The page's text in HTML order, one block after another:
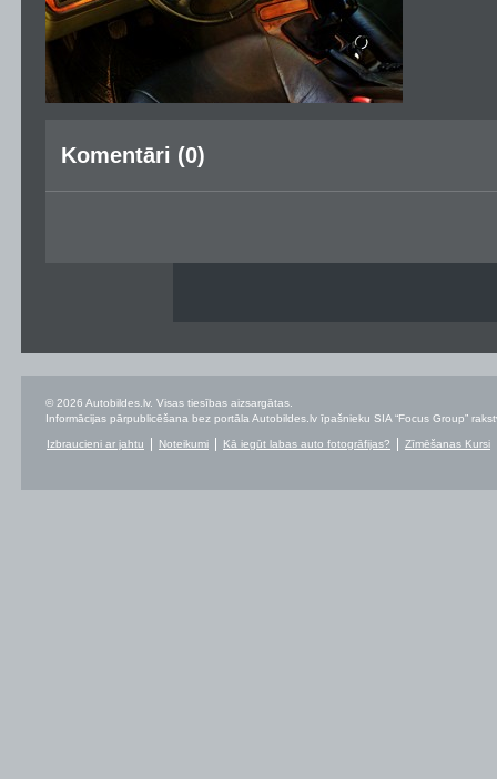
Komentāri (0)
© 2026 Autobildes.lv. Visas tiesības aizsargātas.
Informācijas pārpublicēšana bez portāla Autobildes.lv īpašnieku SIA “Focus Group”
Izbraucieni ar jahtu Noteikumi Kā iegūt labas auto fotogrāfijas? Zīmēšanas Kursi